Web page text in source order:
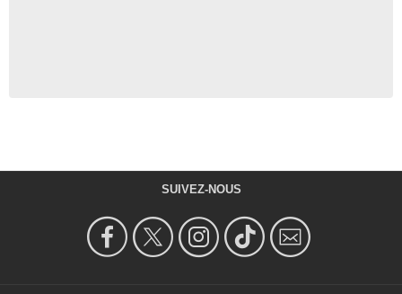
SUIVEZ-NOUS